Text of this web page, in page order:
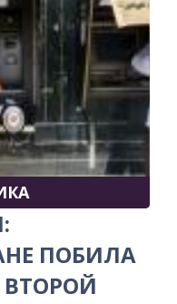
ПОБИЛА